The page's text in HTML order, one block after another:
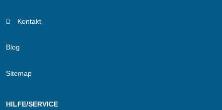
Kontakt
Blog
Sitemap
HILFE/SERVICE